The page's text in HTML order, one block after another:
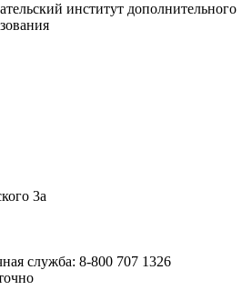
институт дополнительного
3а
служба: 8-800 707 1326